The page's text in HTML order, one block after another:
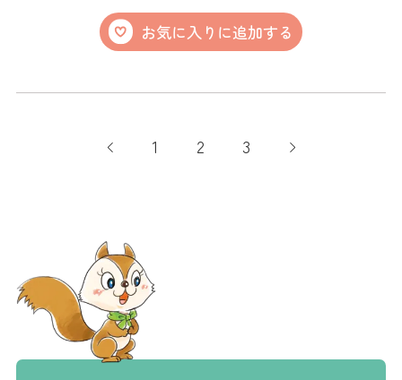
お気に入りに追加する
1 2 3